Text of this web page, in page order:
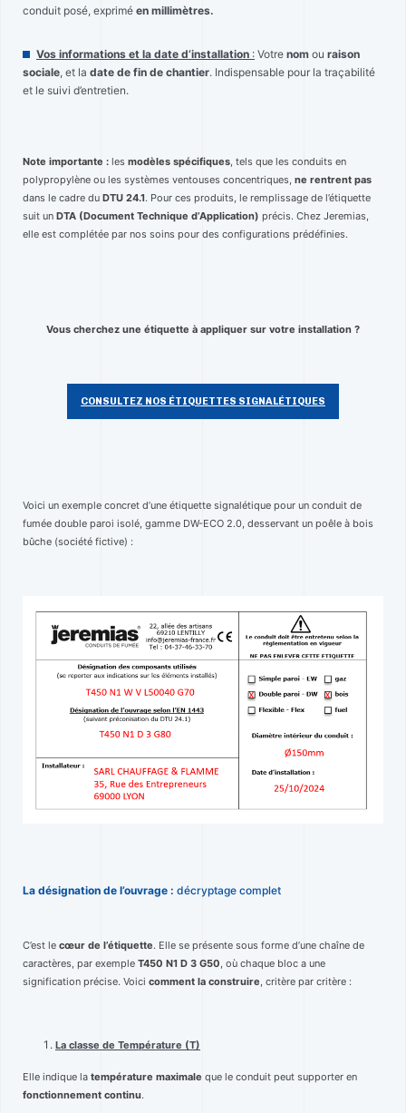
conduit posé, exprimé en millimètres.
Vos informations et la date d’installation : Votre nom ou raison
sociale , et la date de fin de chantier. Indispensable pour la traçabilité
et le suivi d’entretien.
Note importante : les modèles spécifiques , tels que les conduits en
polypropylène ou les systèmes ventouses concentriques, ne rentrent pas
dans le cadre du DTU 24.1. Pour ces produits, le remplissage de l’étiquette
suit un DTA (Document Technique d’Application) précis. Chez Jeremias,
elle est complétée par nos soins pour des configurations prédéfinies.
Vous cherchez une étiquette à appliquer sur votre installation ?
CONSULTEZ NOS ÉTIQUETTES SIGNALÉTIQUES
Voici un exemple concret d’une étiquette signalétique pour un conduit de
fumée double paroi isolé, gamme DW-ECO 2.0, desservant un poêle à bois
bûche (société fictive) :
La désignation de l’ouvrage : décryptage complet
C’est le cœur de l’étiquette. Elle se présente sous forme d’une chaîne de
caractères, par exemple T450 N1 D 3 G50 , où chaque bloc a une
signification précise. Voici comment la construire , critère par critère :
La classe de Température (T)
Elle indique la température maximale que le conduit peut supporter en
fonctionnement continu.